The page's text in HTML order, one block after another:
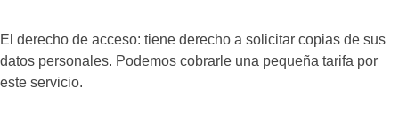
El derecho de acceso: tiene derecho a solicitar copias de sus
datos personales. Podemos cobrarle una pequeña tarifa por
este servicio.